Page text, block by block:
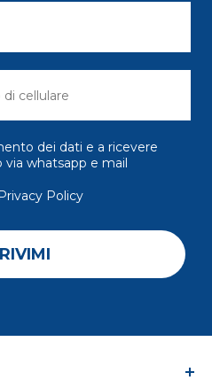
dei dati e a ricevere
whatsapp e mail
Policy